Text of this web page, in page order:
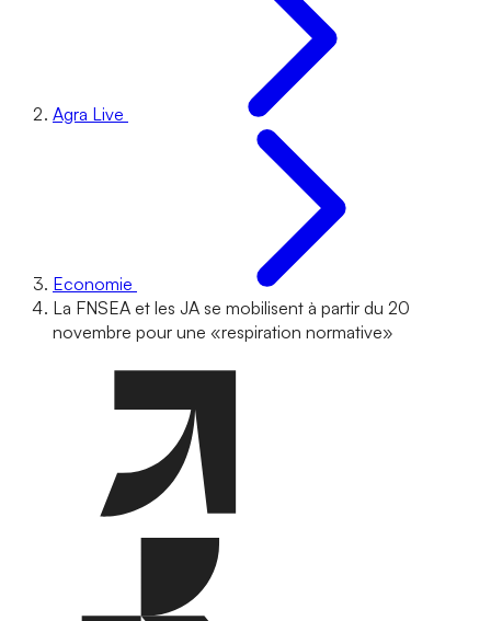
Agra Live
Economie
La FNSEA et les JA se mobilisent à partir du 20
novembre pour une «respiration normative»